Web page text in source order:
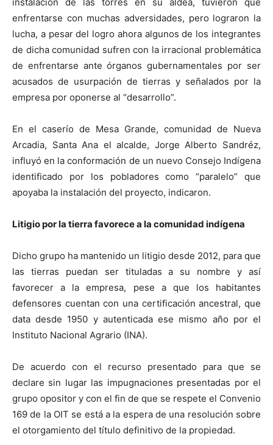
enfrentarse con muchas adversidades, pero lograron la
lucha, a pesar del logro ahora algunos de los integrantes
de dicha comunidad sufren con la irracional problemática
de enfrentarse ante órganos gubernamentales por ser
acusados de usurpación de tierras y señalados por la
empresa por oponerse al “desarrollo”.
En el caserío de Mesa Grande, comunidad de Nueva
Arcadia, Santa Ana el alcalde, Jorge Alberto Sandréz,
influyó en la conformación de un nuevo Consejo Indígena
identificado por los pobladores como “paralelo” que
apoyaba la instalación del proyecto, indicaron.
Litigio por la tierra favorece a la comunidad indígena
Dicho grupo ha mantenido un litigio desde 2012, para que
las tierras puedan ser tituladas a su nombre y así
favorecer a la empresa, pese a que los habitantes
defensores cuentan con una certificación ancestral, que
data desde 1950 y autenticada ese mismo año por el
Instituto Nacional Agrario (INA).
De acuerdo con el recurso presentado para que se
declare sin lugar las impugnaciones presentadas por el
grupo opositor y con el fin de que se respete el Convenio
169 de la OIT se está a la espera de una resolución sobre
el otorgamiento del título definitivo de la propiedad.